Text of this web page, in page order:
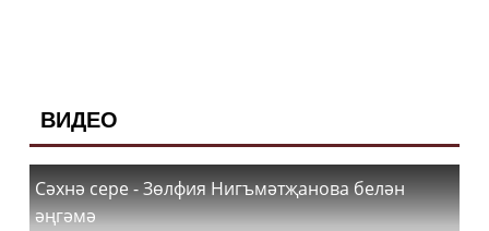
ВИДЕО
Сәхнә сере - Зөлфия Нигъмәтҗанова белән
әңгәмә